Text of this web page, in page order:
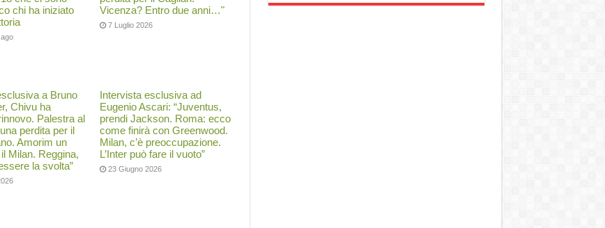
chi ha iniziato
Vicenza? Entro due anni…"
7 Luglio 2026
a Bruno
Chivu ha
Palestra al
perdita per il
Amorim un
Milan. Reggina,
la svolta”
Intervista esclusiva ad
Eugenio Ascari: “Juventus,
prendi Jackson. Roma: ecco
come finirà con Greenwood.
Milan, c’è preoccupazione.
L’Inter può fare il vuoto”
23 Giugno 2026